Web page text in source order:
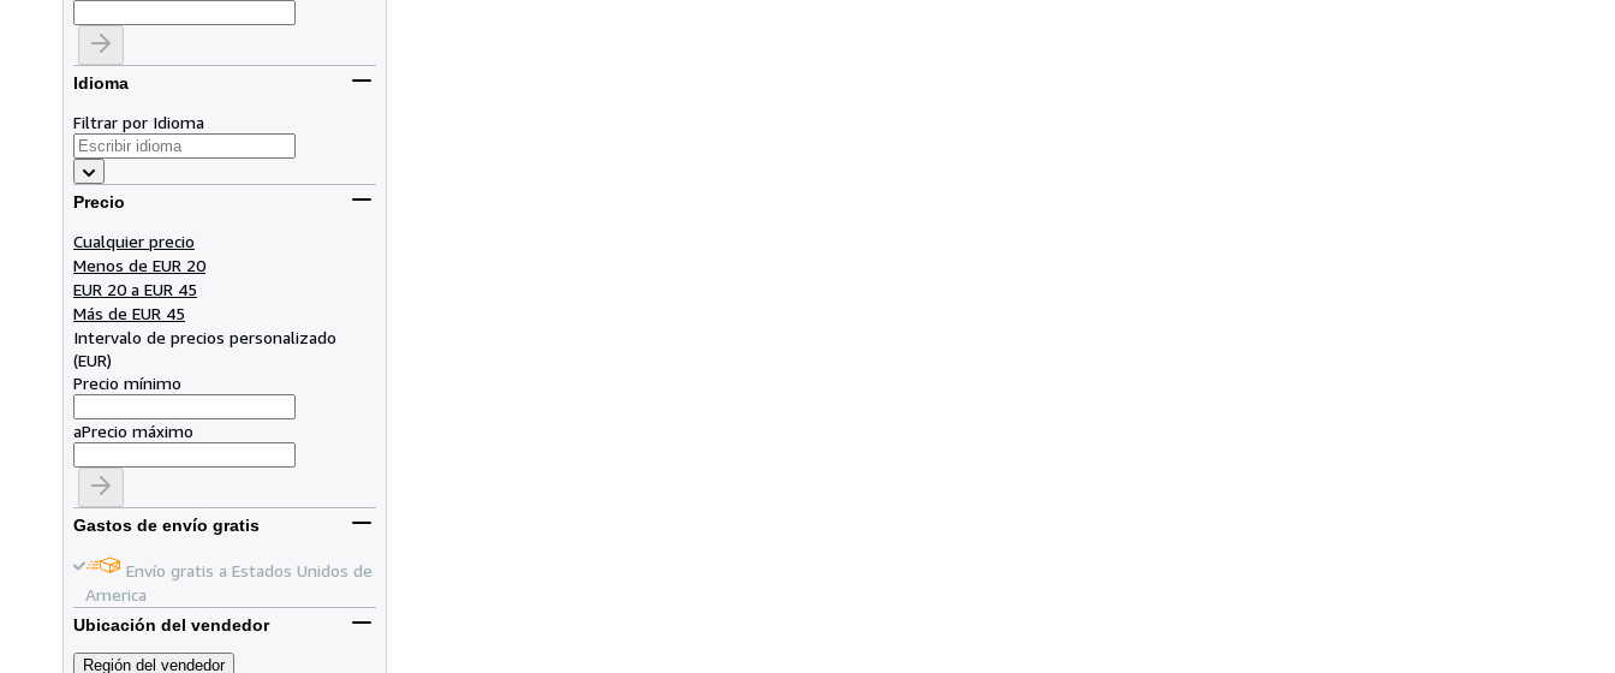
Idioma
Filtrar por Idioma
Precio
Cualquier precio
Menos de EUR 20
EUR 20 a EUR 45
Más de EUR 45
Intervalo de precios personalizado
(EUR)
Precio mínimo
aPrecio máximo
Gastos de envío gratis
Envío gratis a Estados Unidos de
America
Ubicación del vendedor
Región del vendedor